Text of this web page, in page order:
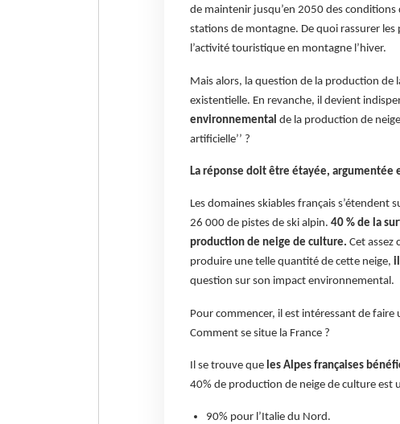
de maintenir jusqu’en 2050 des
stations de montagne. De quoi rassurer
l’activité touristique en montagne l’hiver.
Mais alors, la question de la production de
existentielle. En revanche, il devient
environnemental de la production de
artificielle’’ ?
La réponse doit être étayée, argumentée
Les domaines skiables français
26 000 de pistes de ski alpin. 40 % de la
production de neige de culture. Cet assez
produire une telle quantité de cette neige,
question sur son impact environnemental.
Pour commencer, il est intéressant de faire
Comment se situe la France ?
Il se trouve que les Alpes françaises
40% de production de neige de culture est
90% pour l’Italie du Nord.